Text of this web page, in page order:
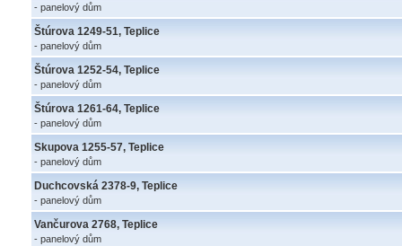
- panelový dům
Štúrova 1249-51, Teplice
- panelový dům
Štúrova 1252-54, Teplice
- panelový dům
Štúrova 1261-64, Teplice
- panelový dům
Skupova 1255-57, Teplice
- panelový dům
Duchcovská 2378-9, Teplice
- panelový dům
Vančurova 2768, Teplice
- panelový dům